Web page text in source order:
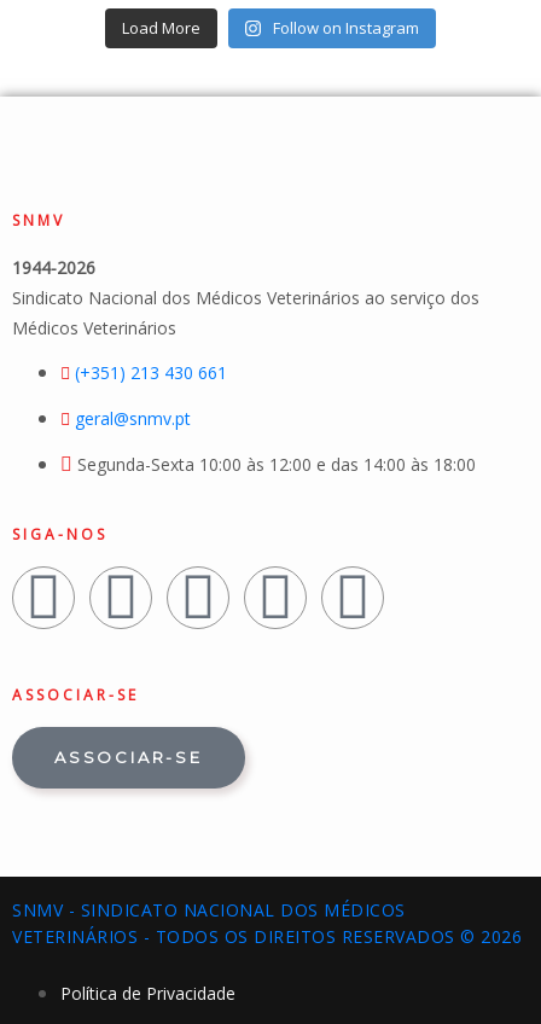
Load More Follow on Instagram
SNMV
1944-2026
Sindicato Nacional dos Médicos Veterinários ao serviço dos
Médicos Veterinários
(+351) 213 430 661
geral@snmv.pt
Segunda-Sexta 10:00 às 12:00 e das 14:00 às 18:00
SIGA-NOS
ASSOCIAR-SE
ASSOCIAR-SE
SNMV - SINDICATO NACIONAL DOS MÉDICOS
VETERINÁRIOS - TODOS OS DIREITOS RESERVADOS © 2026
Política de Privacidade